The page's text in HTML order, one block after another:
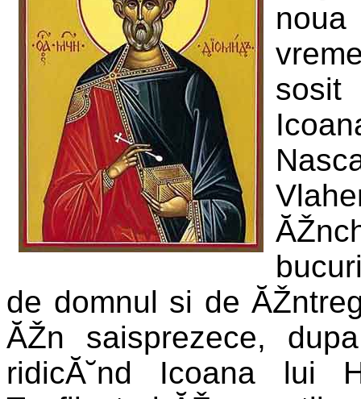
sosit
de domnul si de
ĂŽn saisprezece,
ridicĂ˘nd Icoana lui